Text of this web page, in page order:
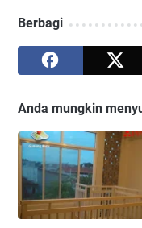
Berbagi
Anda mungkin